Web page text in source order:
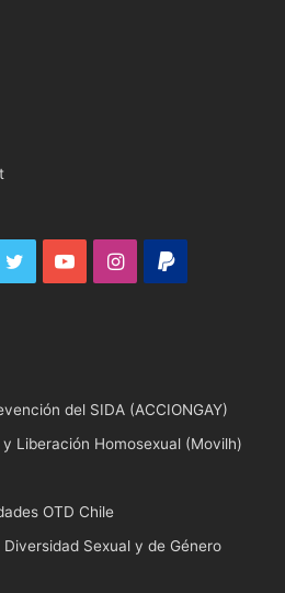
TwitterYouTubeInstagram
PayPal
del SIDA (ACCIONGAY)
Liberación Homosexual (Movilh)
OTD Chile
Sexual y de Género